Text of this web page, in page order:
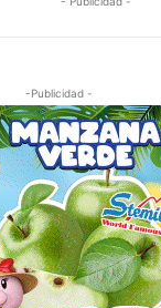
-Publicidad -